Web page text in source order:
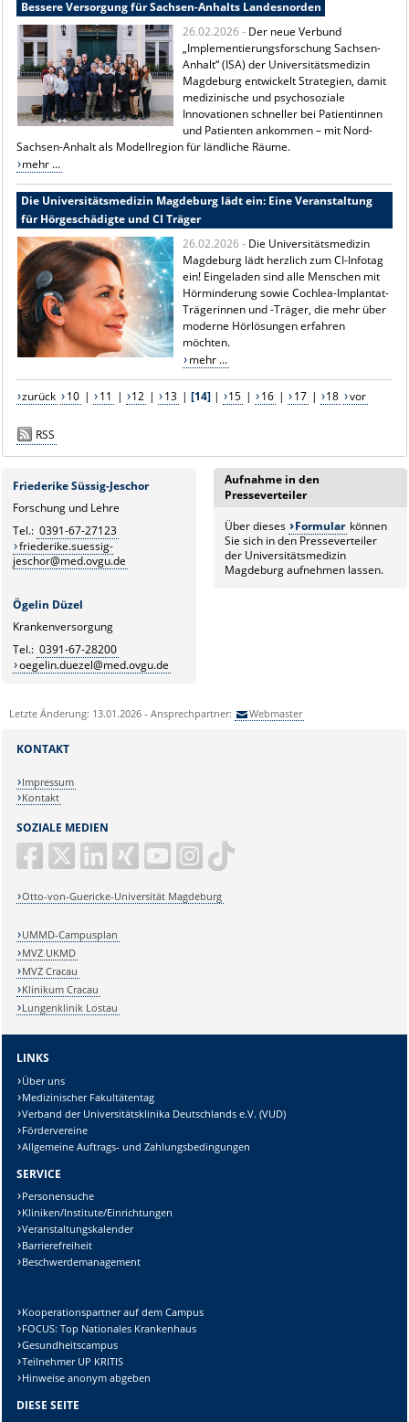
Bessere Versorgung für Sachsen-Anhalts Landesnorden
26.02.2026 - Der neue Verbund
„Implementierungsforschung Sachsen-
Anhalt“ (ISA) der Universitätsmedizin
Magdeburgentwickelt Strategien, damit
medizinische und psychosoziale
Innovationen schneller bei Patientinnen
und Patienten ankommen – mit Nord-
Sachsen-Anhalt als Modellregion für ländliche Räume.
mehr ...
Die Universitätsmedizin Magdeburg lädt ein: Eine Veranstaltung
für Hörgeschädigte und CI Träger
26.02.2026 - Die Universitätsmedizin
Magdeburg lädt herzlich zum CI-Infotag
ein! Eingeladen sind alle Menschen mit
Hörminderung sowie Cochlea-Implantat-
Trägerinnen und -Träger, die mehr über
moderne Hörlösungen erfahren
möchten.
mehr ...
zurück 10 | 11 | 12 | 13 | [14]| 15 | 16 | 17 | 18 vor
RSS
Friederike Süssig-Jeschor
Forschung und Lehre
Tel.: 0391-67-27123
friederike.suessig-
jeschor@med.ovgu.de
Ögelin Düzel
Krankenversorgung
Tel.: 0391-67-28200
oegelin.duezel@med.ovgu.de
Aufnahme in den
Presseverteiler
Über dieses
Formular können
Sie sich in den Presseverteiler
der Universitätsmedizin
Magdeburg aufnehmen lassen.
Letzte Änderung: 13.01.2026 - Ansprechpartner: Webmaster
SOZIALE MEDIEN
Otto-von-Guericke-Universität Magdeburg
KONTAKT
Impressum
Kontakt
UMMD-Campusplan
MVZ UKMD
MVZ Cracau
Klinikum Cracau
Lungenklinik Lostau
LINKS
Über uns
Medizinischer Fakultätentag
Verband der Universitätsklinika Deutschlands e.V. (VUD)
Fördervereine
Allgemeine Auftrags- und Zahlungsbedingungen
SERVICE
Personensuche
Kliniken/Institute/Einrichtungen
Veranstaltungskalender
Barrierefreiheit
Beschwerdemanagement
Kooperationspartner auf dem Campus
FOCUS: Top Nationales Krankenhaus
Gesundheitscampus
Teilnehmer UP KRITIS
Hinweise anonym abgeben
DIESE SEITE